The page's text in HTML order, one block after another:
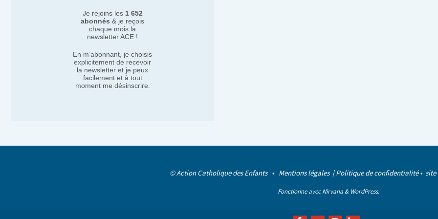
Je rejoins les 1 652
abonnés & je reçois
chaque mois la
newsletter ACE !
En m’abonnant, je choisis
explicitement de recevoir
la newsletter et je peux
facilement et à tout
moment me désinscrire.
© Action Catholique des Enfants • Mentions légales |Politique de confidentialité• site
Fonctionne avecNirvana & WordPress.